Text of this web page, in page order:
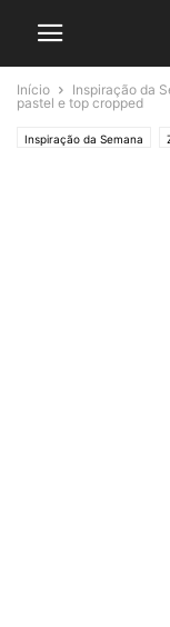
Início Inspiração da
pastel e top cropped
Inspiração da Semana